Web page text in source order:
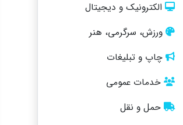
الکترونیک و دیجیتال
ورزش، سرگرمی، هنر
چاپ و تبلیغات
خدمات عمومی
حمل و نقل